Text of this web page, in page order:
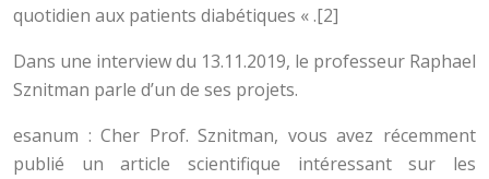
quotidien aux patients diabétiques « .[2]
Dans une interview du 13.11.2019, le professeur Raphael
Sznitman parle d’un de ses projets.
esanum : Cher Prof. Sznitman, vous avez récemment
publié un article scientifique intéressant sur les